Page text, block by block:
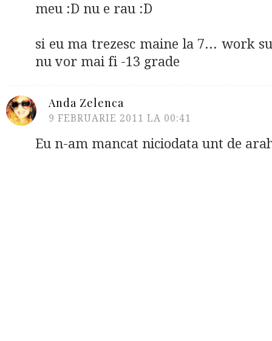
meu :D nu e rau :D
si eu ma trezesc maine la 7... work
nu vor mai fi -13 grade
Anda Zelenca
9 FEBRUARIE 2011 LA 00:41
Eu n-am mancat niciodata unt de